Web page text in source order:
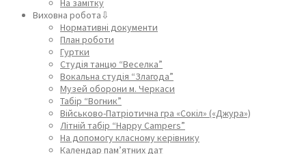
На замітку
Виховна робота⇩
Нормативні документи
План роботи
Гуртки
Студія танцю “Веселка”
Вокальна студія “Злагода”
Музей оборони м. Черкаси
Табір “Вогник”
Військово-Патріотична гра «Сокіл» («Джура»)
Літній табір “Happy Campers”
На допомогу класному керівнику
Календар пам’ятних дат